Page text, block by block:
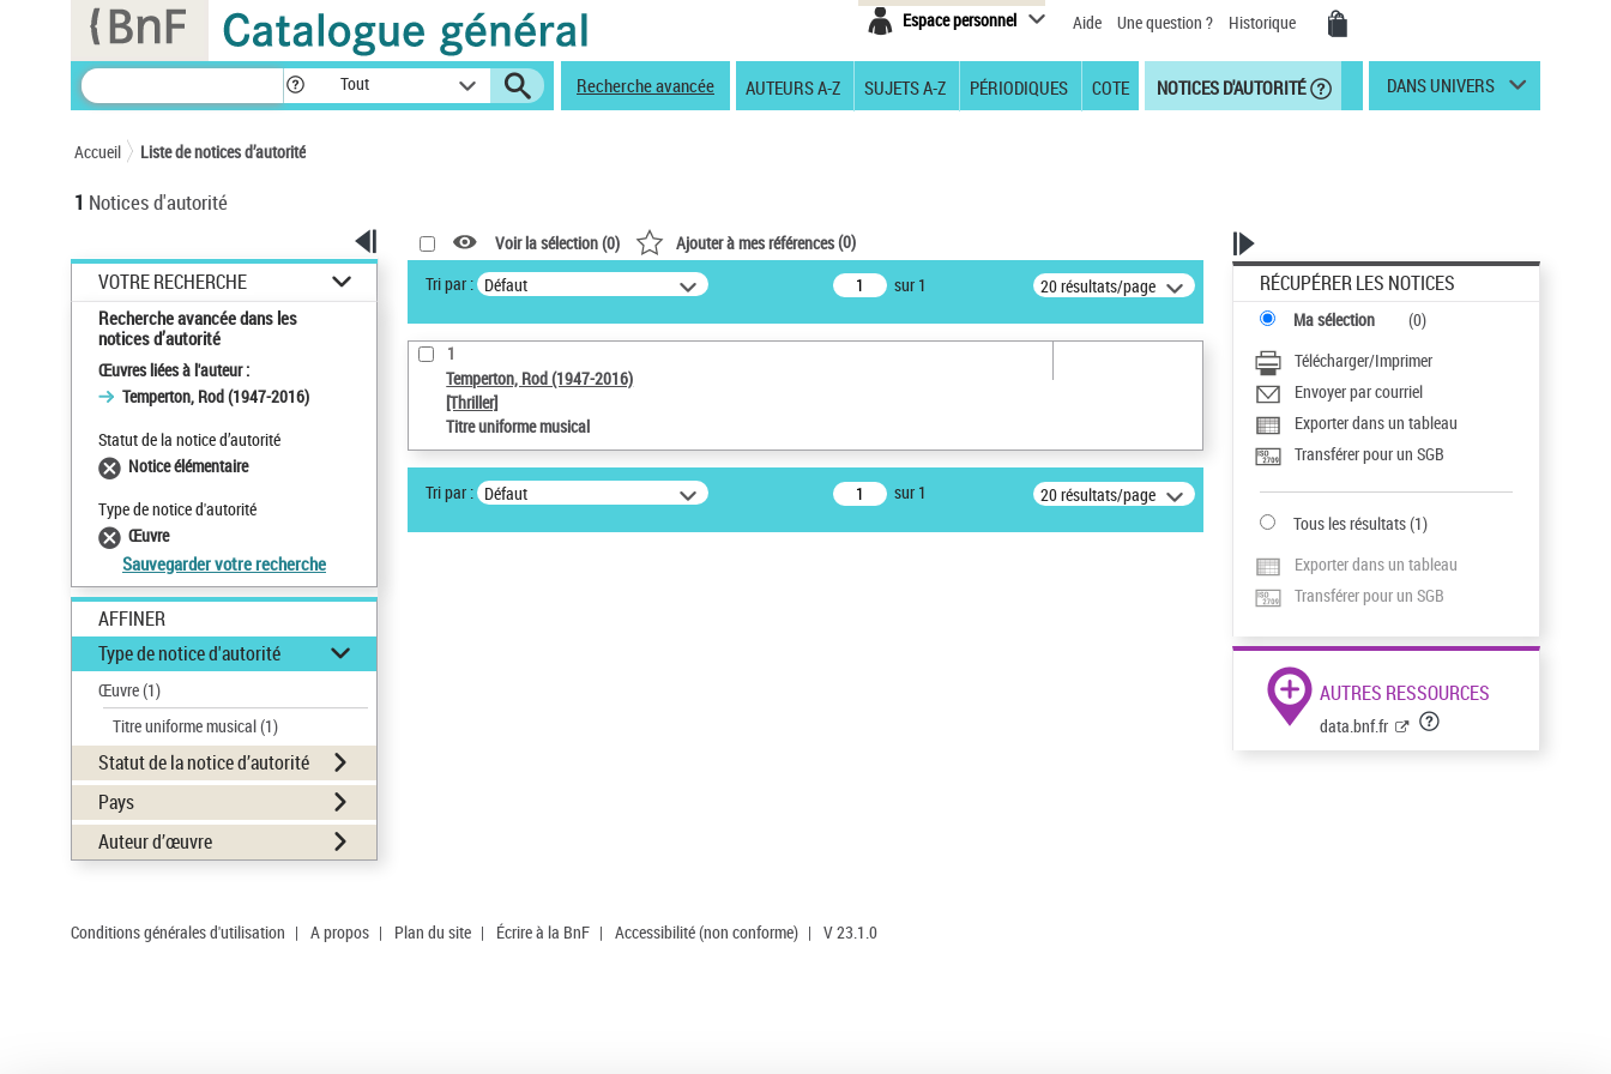
Espace personnel Aide Une question ? Historique
Tout Recherche avancée AUTEURS A-Z SUJETS A-Z PÉRIODIQUES COTE NOTICES D'AUTORITÉ DANS UNIVERS
Accueil Liste de notices d’autorité
1 Notices d'autorité
VOTRE RECHERCHE
Recherche avancée dans les
notices d’autorité
Œuvres liées à l'auteur :
Temperton, Rod (1947-2016)
Statut de la notice d’autorité
Notice élémentaire
Type de notice d'autorité
Œuvre
Sauvegarder votre recherche
AFFINER
Type de notice d'autorité
Œuvre(1)
Titre uniforme musical(1)
Statut de la notice d’autorité
Pays
Auteur d’œuvre
Voir la sélection (0) Ajouter à mes références(0)
Tri par : Défaut sur 1 20 résultats/page
1
Temperton, Rod (1947-2016)
[Thriller]
Titre uniforme musical
Tri par : Défaut sur 1 20 résultats/page
RÉCUPÉRER LES NOTICES
Ma sélection (0)
Télécharger/Imprimer
Envoyer par courriel
Exporter dans un tableau
Transférer pour un SGB
Tous les résultats(1)
Exporter dans un tableau
Transférer pour un SGB
AUTRES RESSOURCES
data.bnf.fr
Conditions générales d'utilisation | A propos | Plan du site | Écrire à la BnF | Accessibilité (non conforme) | V 23.1.0
Panneau de gestion des cookies